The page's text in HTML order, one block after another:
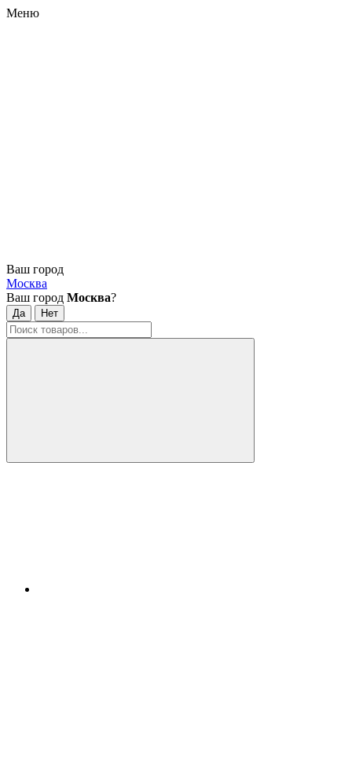
Меню
Ваш город
Москва
Ваш город Москва?